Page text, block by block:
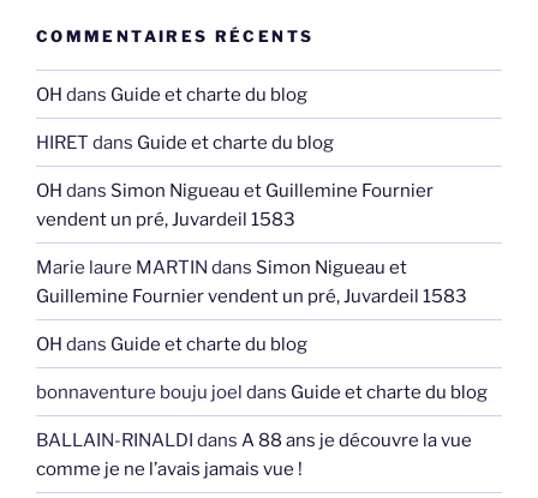
COMMENTAIRES RÉCENTS
OH dans Guide et charte du blog
HIRET dans Guide et charte du blog
OH dans Simon Nigueau et Guillemine Fournier
vendent un pré, Juvardeil 1583
Marie laure MARTIN dans Simon Nigueau et
Guillemine Fournier vendent un pré, Juvardeil 1583
OH dans Guide et charte du blog
bonnaventure bouju joel dans Guide et charte du blog
BALLAIN-RINALDI dans A 88 ans je découvre la vue
comme je ne l’avais jamais vue !